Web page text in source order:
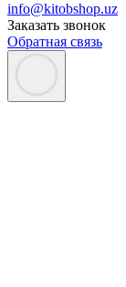
info@kitobshop.uz
Заказать звонок
Обратная связь